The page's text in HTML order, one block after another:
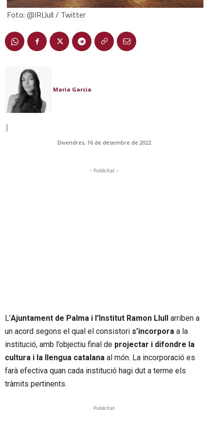
Foto: @IRLlull / Twitter
Maria Garcia
|
Divendres, 16 de desembre de 2022
- Publicitat -
L’Ajuntament de Palma i l’Institut Ramon Llull arriben a
un acord segons el qual el consistori s’incorpora a la
institució, amb l’objectiu final de projectar i difondre la
cultura i la llengua catalana al món. La incorporació es
farà efectiva quan cada institució hagi dut a terme els
tràmits pertinents.
Publicitat